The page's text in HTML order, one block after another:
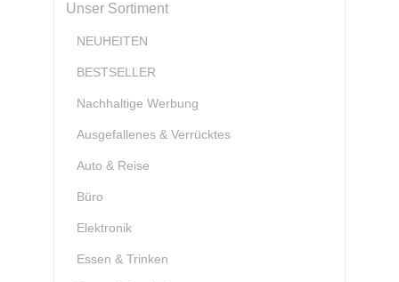
Unser Sortiment
NEUHEITEN
BESTSELLER
Nachhaltige Werbung
Ausgefallenes & Verrücktes
Auto & Reise
Büro
Elektronik
Essen & Trinken